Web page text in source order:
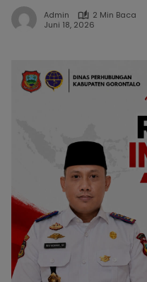
Admin
2 Min Baca
Juni 18, 2026